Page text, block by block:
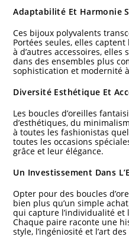
Adaptabilité Et Harmonie
Ces bijoux polyvalents
Portées seules, elles captent
à d’autres accessoires,
dans des ensembles plus
sophistication et modernité
Diversité Esthétique Et
Les boucles d’oreilles
d’esthétiques, du
à toutes les fashionistas
toutes les occasions
grâce et leur élégance.
Un Investissement Dans
Opter pour des boucles
bien plus qu’un simple
qui capture l’individualité et
Chaque paire raconte une
style, l’ingéniosité et l’art